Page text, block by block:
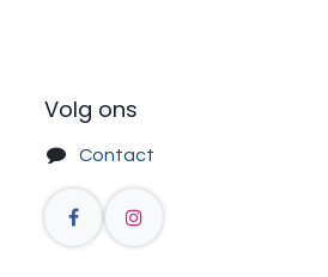
Volg ons
Contact